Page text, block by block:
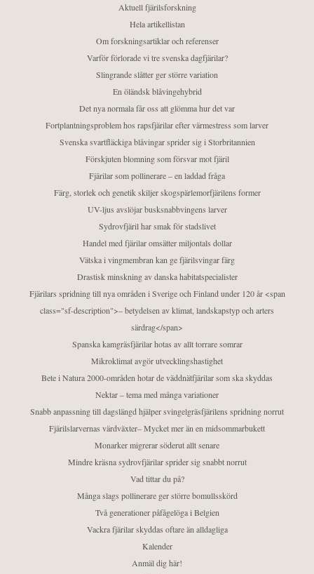
Aktuell fjärilsforskning
Hela artikellistan
Om forskningsartiklar och referenser
Varför förlorade vi tre svenska dagfjärilar?
Slingrande slåtter ger större variation
En öländsk blåvingehybrid
Det nya normala får oss att glömma hur det var
Fortplantningsproblem hos rapsfjärilar efter värmestress som larver
Svenska svartfläckiga blåvingar sprider sig i Storbritannien
Förskjuten blomning som försvar mot fjäril
Fjärilar som pollinerare – en laddad fråga
Färg, storlek och genetik skiljer skogspärlemorfjärilens former
UV-ljus avslöjar busksnabbvingens larver
Sydrovfjäril har smak för stadslivet
Handel med fjärilar omsätter miljontals dollar
Vätska i vingmembran kan ge fjärilsvingar färg
Drastisk minskning av danska habitatspecialister
Fjärilars spridning till nya områden i Sverige och Finland under 120 år <span
class="sf-description">– betydelsen av klimat, landskapstyp och arters
särdrag</span>
Spanska kamgräsfjärilar hotas av allt torrare somrar
Mikroklimat avgör utvecklingshastighet
Bete i Natura 2000-områden hotar de väddnätfjärilar som ska skyddas
Nektar – tema med många variationer
Snabb anpassning till dagslängd hjälper svingelgräsfjärilens spridning norrut
Fjärilslarvernas värdväxter– Mycket mer än en midsommarbukett
Monarker migrerar söderut allt senare
Mindre kräsna sydrovfjärilar sprider sig snabbt norrut
Vad tittar du på?
Många slags pollinerare ger större bomullsskörd
Två generationer påfågelöga i Belgien
Vackra fjärilar skyddas oftare än alldagliga
Kalender
Anmäl dig här!